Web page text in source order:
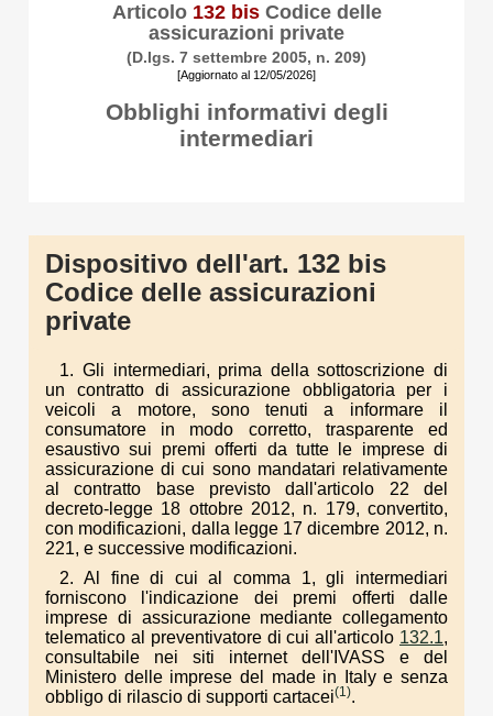
Articolo 132 bisCodice delle
assicurazioni private
(D.lgs. 7 settembre 2005, n. 209)
[Aggiornato al 12/05/2026]
Obblighi informativi degli
intermediari
Dispositivo dell'art. 132 bis
Codice delle assicurazioni
private
1. Gli intermediari, prima della sottoscrizione di
un contratto di assicurazione obbligatoria per i
veicoli a motore, sono tenuti a informare il
consumatore in modo corretto, trasparente ed
esaustivo sui premi offerti da tutte le imprese di
assicurazione di cui sono mandatari relativamente
al contratto base previsto dall'articolo 22 del
decreto-legge 18 ottobre 2012, n. 179, convertito,
con modificazioni, dalla legge 17 dicembre 2012, n.
221, e successive modificazioni.
2. Al fine di cui al comma 1, gli intermediari
forniscono l'indicazione dei premi offerti dalle
imprese di assicurazione mediante collegamento
telematico al preventivatore di cui all'articolo 132.1,
consultabile nei siti internet dell'IVASS e del
Ministero delle imprese del made in Italy e senza
obbligo di rilascio di supporti cartacei(1).